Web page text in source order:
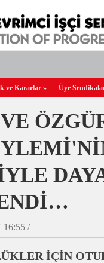
ve Kararlar » Üye
16:55 /
İÇİN